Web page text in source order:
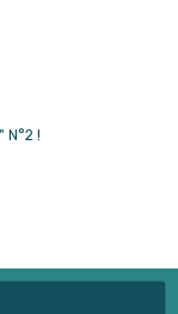
N°2 !